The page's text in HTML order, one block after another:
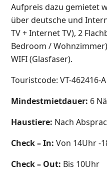
Aufpreis dazu gemietet
über deutsche und
TV + Internet TV), 2
Bedroom /
WIFI (Glasfaser).
Touristcode: VT-462416-A
Mindestmietdauer: 6
Haustiere: Nach
Check – In: Von 14Uhr -
Check – Out: Bis 10Uhr